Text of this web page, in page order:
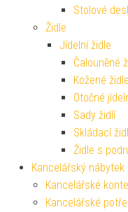
Stolové
Židle
Jídelní židle
Čalouněné
Kožené židle
Otočné
Sady židlí
Skládací
Židle s
Kancelářský nábytek
Kancelářské
Kancelářské